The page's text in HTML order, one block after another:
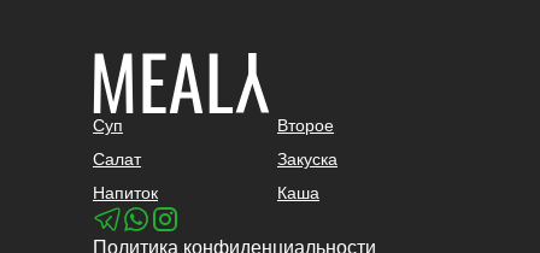
Суп
Второе
Салат
Закуска
Напиток
Каша
Политика конфиденциальности